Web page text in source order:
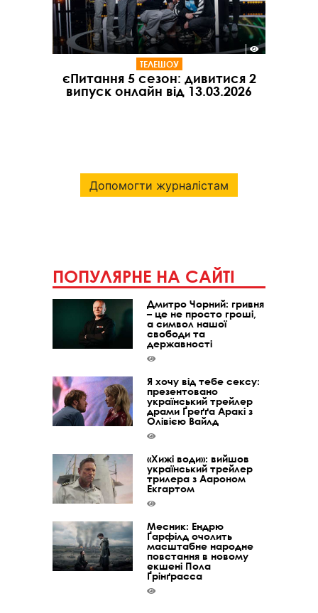
ТЕЛЕШОУ
єПитання 5 сезон: дивитися 2
випуск онлайн від 13.03.2026
Допомогти журналістам
ПОПУЛЯРНЕ НА САЙТІ
Дмитро Чорний: гривня
– це не просто гроші,
а символ нашої
свободи та
державності
Я хочу від тебе сексу:
презентовано
український трейлер
драми Ґреґґа Аракі з
Олівією Вайлд
«Хижі води»: вийшов
український трейлер
трилера з Аароном
Екгартом
Месник: Ендрю
Ґарфілд очолить
масштабне народне
повстання в новому
екшені Пола
Ґрінґрасса